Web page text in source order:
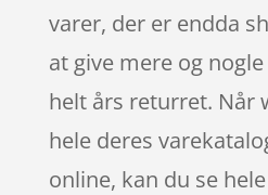
varer, der er endda
at give mere og
helt års returret. Når
hele deres
online, kan du se